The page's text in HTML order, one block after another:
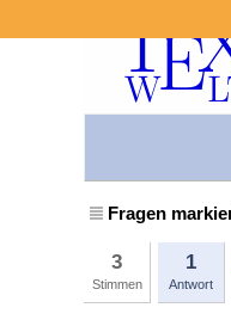
Fragen
3
Stimmen
1
Antwort